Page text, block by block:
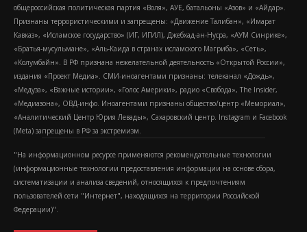
общероссийская политическая партия «Воля», АУЕ, батальоны «Азов» и «Айдар».
Признаны террористическими и запрещены: «Движение Талибан», «Имарат
Кавказ», «Исламское государство» (ИГ, ИГИЛ), Джебхад-ан-Нусра, «АУМ Синрике»,
«Братья-мусульмане», «Аль-Каида в странах исламского Магриба», «Сеть»,
«Колумбайн». В РФ признана нежелательной деятельность «Открытой России»,
издания «Проект Медиа». СМИ-иноагентами признаны: телеканал «Дождь»,
«Медуза», «Важные истории», «Голос Америки», радио «Свобода», The Insider,
«Медиазона», ОВД-инфо. Иноагентами признаны общество/центр «Мемориал»,
«Аналитический Центр Юрия Левады», Сахаровский центр. Instagram и Facebook
(Metа) запрещены в РФ за экстремизм.
"На информационном ресурсе применяются рекомендательные технологии
(информационные технологии предоставления информации на основе сбора,
систематизации и анализа сведений, относящихся к предпочтениям
пользователей сети "Интернет", находящихся на территории Российской
Федерации)".